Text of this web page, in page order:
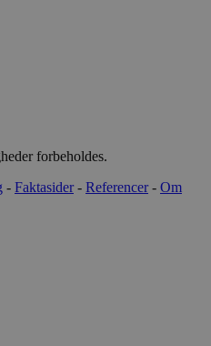
forbeholdes.
- Faktasider- Referencer- Om